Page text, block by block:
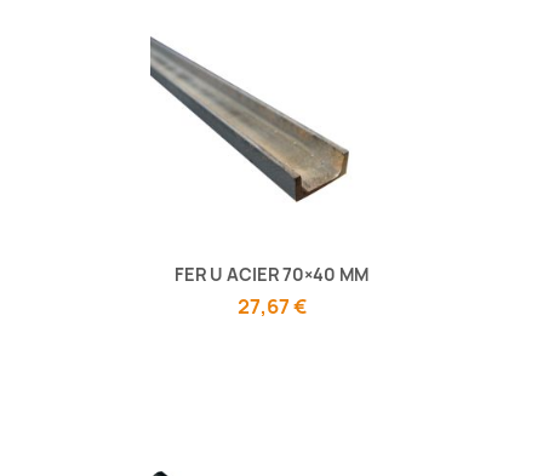
FER U ACIER 70×40 MM
27,67 €